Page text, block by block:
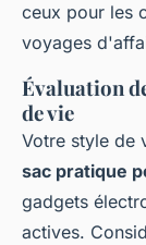
ceux pour les
voyages
Évaluation
de vie
Votre style de
sac pratique
gadgets
actives.